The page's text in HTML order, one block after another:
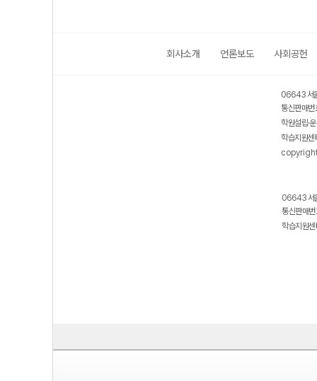
회사소개 언론보도 사회공헌
06643 서
통신판매
학원설립·
학습지원
06643 서
통신판매
학습지원